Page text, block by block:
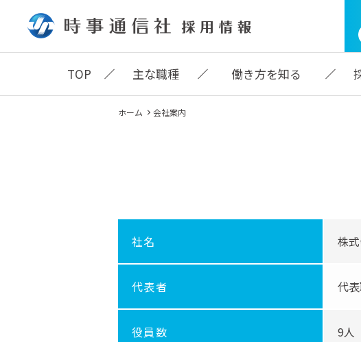
採用
TOP 主な職種 働き方を知る
ホーム 会社案内
社名 株
代表者 代
役員数 9人